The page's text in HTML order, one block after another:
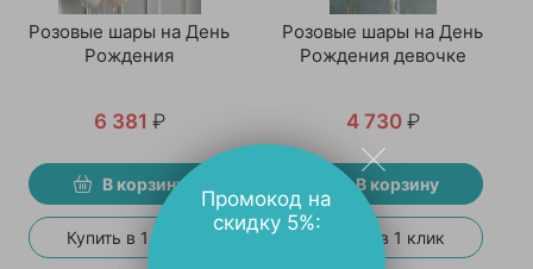
Розовые шары на День
Рождения
6 381 ₽
В корзину
Купить в 1 клик
Розовые шары на День
Рождения девочке
4 730 ₽
В корзину
Купить в 1 клик
Промокод на
скидку 5%: